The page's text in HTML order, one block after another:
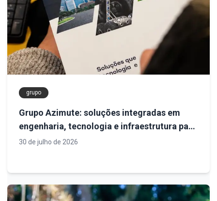
grupo
Grupo Azimute: soluções integradas em
engenharia, tecnologia e infraestrutura para
projetos mais seguros e eficientes
30 de julho de 2026